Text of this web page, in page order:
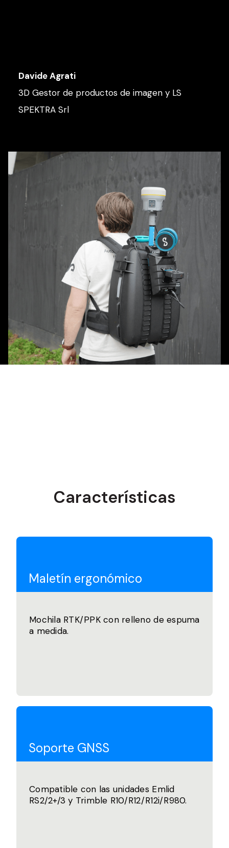
Davide Agrati
3D Gestor de productos de imagen y LS
SPEKTRA Srl
Características
Maletín ergonómico
Mochila RTK/PPK con relleno de espuma
a medida.
Soporte GNSS
Compatible con las unidades Emlid
RS2/2+/3 y Trimble R10/R12/R12i/R980.